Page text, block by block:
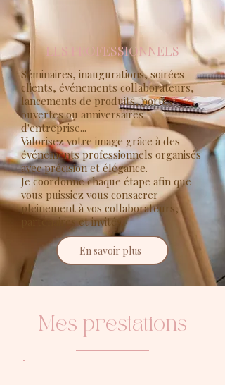
LES PROFESSIONNELS
Séminaires, inaugurations, soirées
clients, événements collaborateurs,
lancements de produits, portes
ouvertes ou anniversaires
d'entreprise...
Valorisez votre image grâce à des
événements professionnels organisés
avec précision et élégance.
Je coordonne chaque étape afin que
vous puissiez vous consacrer
pleinement à vos collaborateurs,
partenaires et invités.
En savoir plus
Mes prestations